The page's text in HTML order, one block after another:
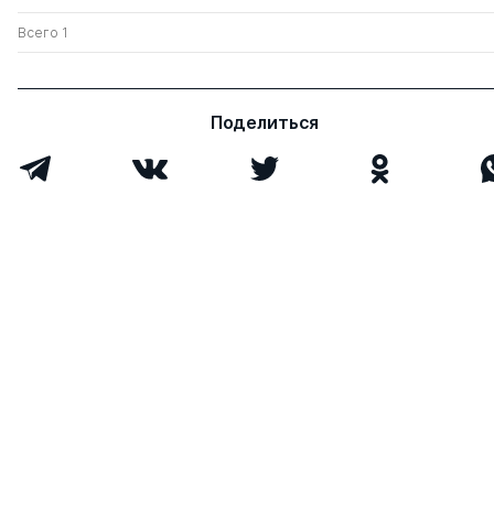
Всего 1
Поделиться